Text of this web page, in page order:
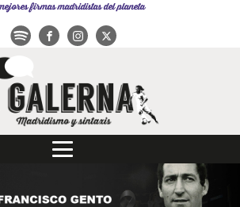
firmas madridistas del planeta